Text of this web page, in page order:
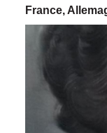
France,